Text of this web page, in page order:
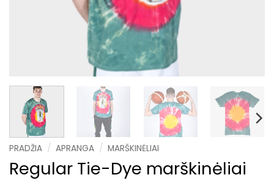
PRADŽIA / APRANGA / MARŠKINĖLIAI
Regular Tie-Dye marškinėliai